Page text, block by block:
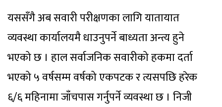
यससँगै अब सवारी परीक्षणका लागि यातायात
व्यवस्था कार्यालयमै धाउनुपर्ने बाध्यता अन्त्य हुने
भएको छ । हाल सर्वाजनिक सवारीको हकमा दर्ता
भएको ५ वर्षसम्म वर्षको एकपटक र त्यसपछि हरेक
६/६ महिनामा जाँचपास गर्नुपर्ने व्यवस्था छ । निजी